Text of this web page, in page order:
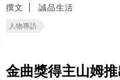
撰文 誠品生活
人物專訪
金曲獎得主山姆